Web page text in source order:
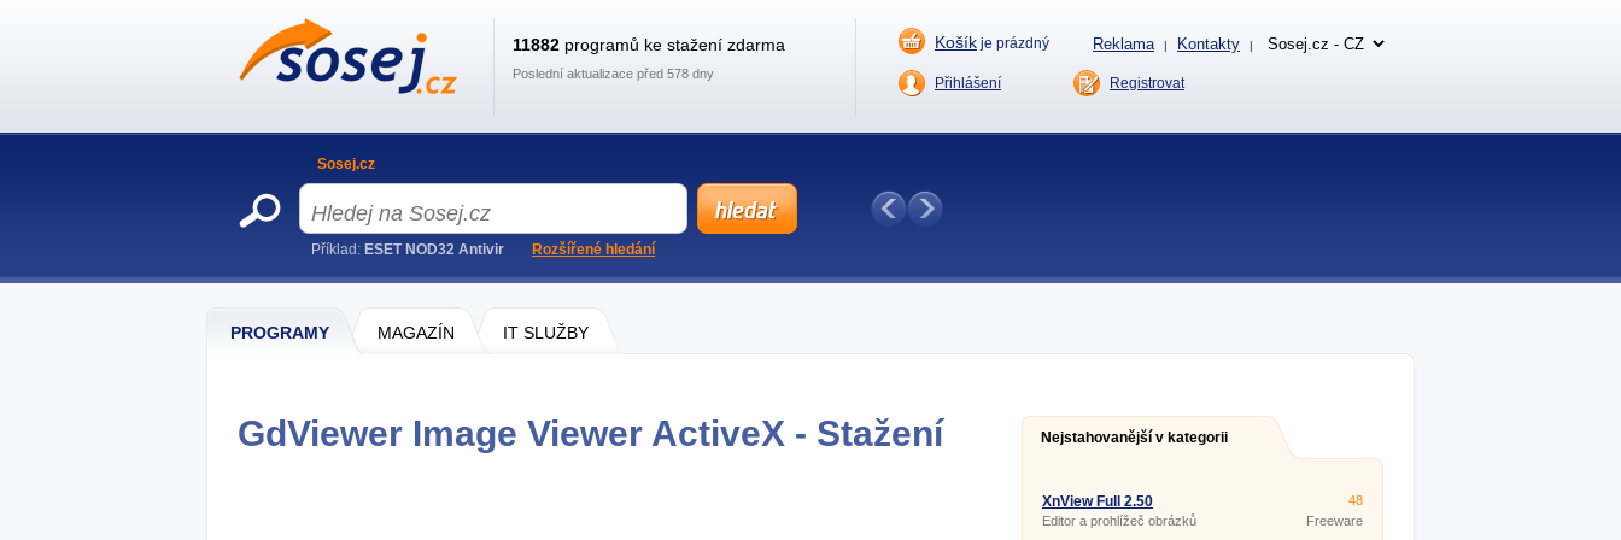
PROGRAMY MAGAZÍN IT SLUŽBY
GdViewer Image Viewer ActiveX - Stažení Nejstahovanější v kategorii
XnView Full 2.50
Editor a prohlížeč obrázků
48
Freeware
11882 programů ke stažení zdarma
Poslední aktualizace před 578 dny
Košík je prázdný Reklama | Kontakty |
Přihlášení Registrovat
Sosej.cz
Příklad: ESET NOD32 Antivir Rozšířené hledání